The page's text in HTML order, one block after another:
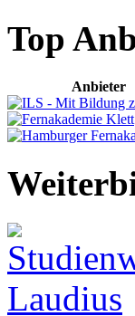
Top
Anbieter